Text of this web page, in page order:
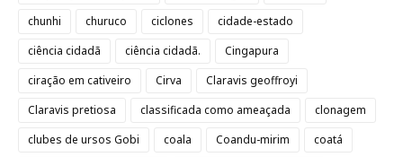
chunhi
churuco ciclones
cidade-estado
ciência cidadã
ciência cidadã.
Cingapura
ciração em cativeiro
Cirva
Claravis geoffroyi
Claravis pretiosa
classificada como ameaçada
clonagem
clubes de ursos Gobi
coala Coandu-mirim
coatá